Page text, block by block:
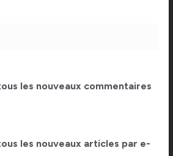
les nouveaux commentaires
les nouveaux articles par e-